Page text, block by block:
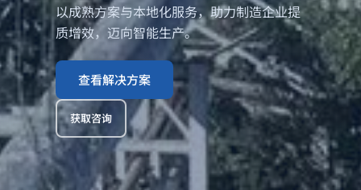
以成熟方案与本地化服务，助力制造企业提
质增效，迈向智能生产。
查看解决方案
获取咨询